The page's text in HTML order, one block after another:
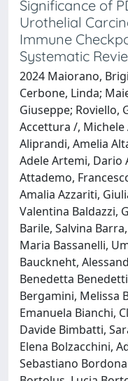
Significance of
Urothelial
Immune
Systematic
2024 Maiorano,
Cerbone, Linda;
Giuseppe; Roviello,
Accettura /,
Aliprandi, Amelia
Adele Artemi, Dario
Attademo,
Amalia Azzariti,
Valentina Baldazzi,
Barile, Salvina
Maria Bassanelli,
Bauckneht,
Benedetta
Bergamini, Melissa
Emanuela Bianchi,
Davide Bimbatti,
Elena Bolzacchini,
Sebastiano